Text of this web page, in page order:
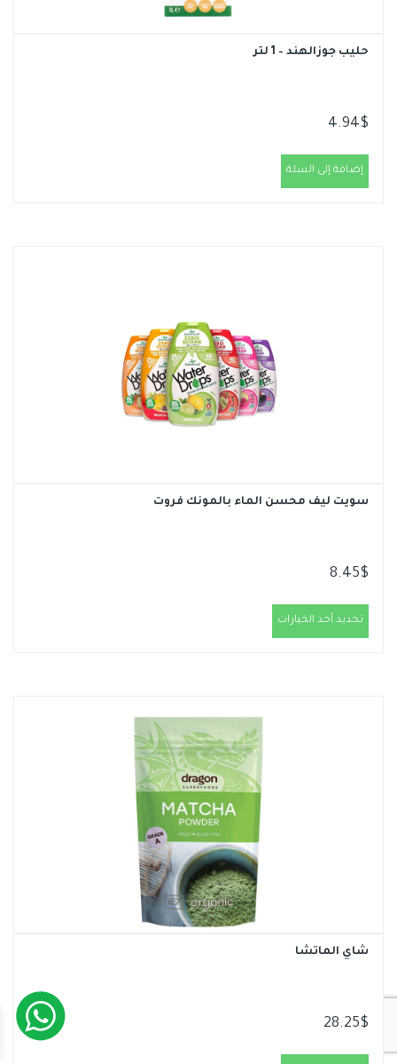
حليب جوزالهند – 1 لتر
4.94$
إضافة إلى السلة
سويت ليف محسن الماء بالمونك فروت
8.45$
تحديد أحد الخيارات
شاي الماتشا
28.25$